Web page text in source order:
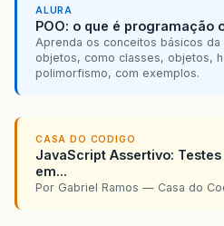
ALURA
POO: o que é programação
Aprenda os conceitos básicos
objetos, como classes, objetos,
polimorfismo, com exemplos.
CASA DO CODIGO
JavaScript Assertivo:
em...
Por Gabriel Ramos — Casa do